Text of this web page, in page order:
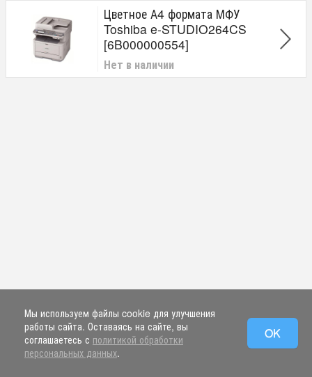
Цветное А4 формата МФУ
Toshiba e-STUDIO264CS
[6B000000554]
Нет в наличии
Мы используем файлы cookie для улучшения
работы сайта. Оставаясь на сайте, вы
соглашаетесь с политикой обработки
персональных данных.
OK